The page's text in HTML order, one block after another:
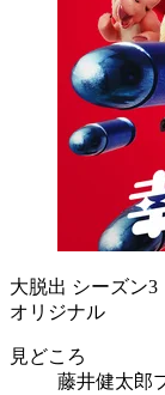
大脱出 シーズン3
オリジナル
見どころ
藤井健太郎